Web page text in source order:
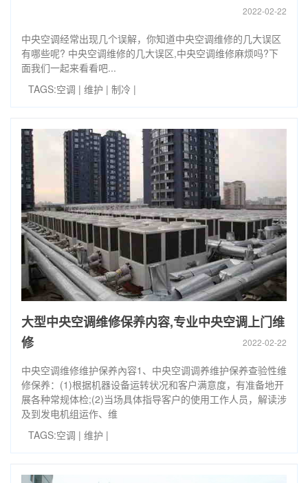
2022-02-22
中央空调经常出现几个误解，你知道中央空调维修的几大误区
有哪些呢? 中央空调维修的几大误区,中央空调维修麻烦吗?下
面我们一起来看看吧...
TAGS:空调 | 维护 | 制冷 |
大型中央空调维修保养内容,专业中央空调上门维
修
2022-02-22
中央空调维修维护保养內容1、中央空调调养维护保养查验性维
修保养：(1)根据机器设备运转状况和客户满意度，有准备地开
展各种常规体检;(2)当场具体指导客户的使用工作人员，解读涉
及到发电机组运作、维
TAGS:空调 | 维护 |